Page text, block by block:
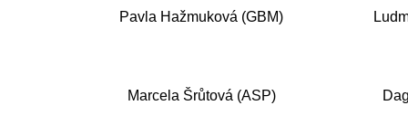
Pavla Hažmuková (GBM)
Marcela Šrůtová (ASP)